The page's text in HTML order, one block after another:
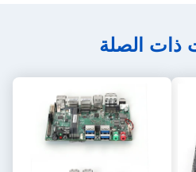
ذات الصلة